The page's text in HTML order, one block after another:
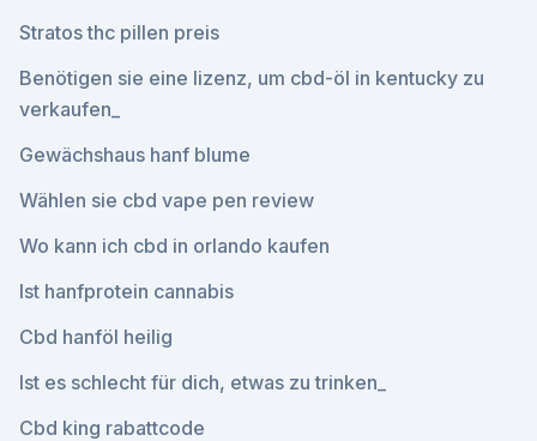
Stratos thc pillen preis
Benötigen sie eine lizenz, um cbd-öl in kentucky zu
verkaufen_
Gewächshaus hanf blume
Wählen sie cbd vape pen review
Wo kann ich cbd in orlando kaufen
Ist hanfprotein cannabis
Cbd hanföl heilig
Ist es schlecht für dich, etwas zu trinken_
Cbd king rabattcode